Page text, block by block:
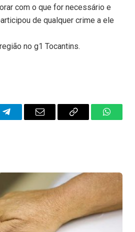
com o que for necessário e
de qualquer crime a ele
no g1 Tocantins.
TelegramEmail
Copy